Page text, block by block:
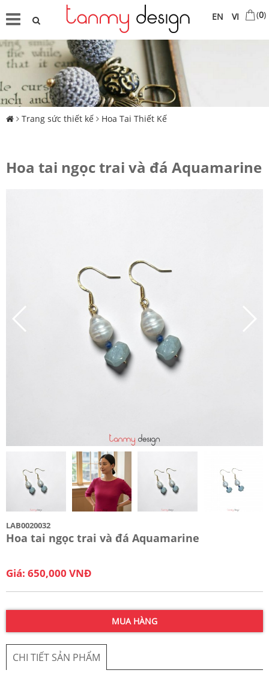
VI
EN (0)
Trang sức thiết kế Hoa Tai Thiết Kế
Hoa tai ngọc trai và đá Aquamarine
LAB0020032
Hoa tai ngọc trai và đá Aquamarine
Giá: 650,000 VNĐ
MUA HÀNG
CHI TIẾT SẢN PHẨM